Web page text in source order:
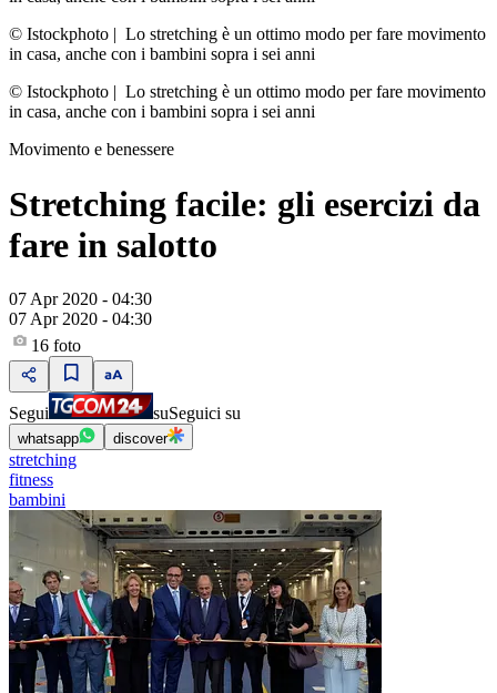
© Istockphoto | Lo stretching è un ottimo modo per fare movimento
in casa, anche con i bambini sopra i sei anni
© Istockphoto | Lo stretching è un ottimo modo per fare movimento
in casa, anche con i bambini sopra i sei anni
Movimento e benessere
Stretching facile: gli esercizi da
fare in salotto
07 Apr 2020 - 04:30
07 Apr 2020 - 04:30
16 foto
Segui suSeguici su
whatsapp discover
stretching
fitness
bambini